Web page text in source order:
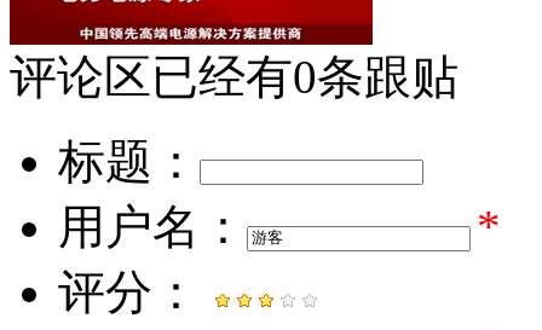
评论区已经有0条跟贴
标题：
用户名：
*
评分：